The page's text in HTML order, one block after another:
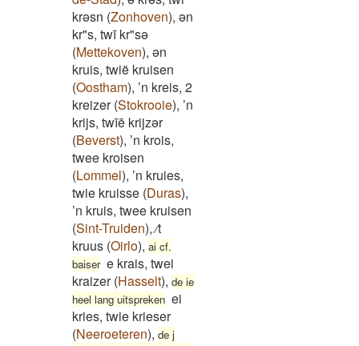
krəsn (Zonhoven), ən
kr"s, twī kr"sə
(Mettekoven), ən
kruis, twië kruisen
(Oostham), ’n kreis, 2
kreizer(Stokrooie), ’n
krijs, twīē krijzər
(Beverst), ’n krois,
twee kroisen
(Lommel), ’n kruies,
twie kruisse (Duras),
’n kruis, twee kruisen
(Sint-Truiden),⁄t
kruus (Oirlo), ai cf.
baiser e krais, twei
kraizer(Hasselt), de ie
heel lang uitspreken ei
kries, twie krieser
(Neeroeteren), de j